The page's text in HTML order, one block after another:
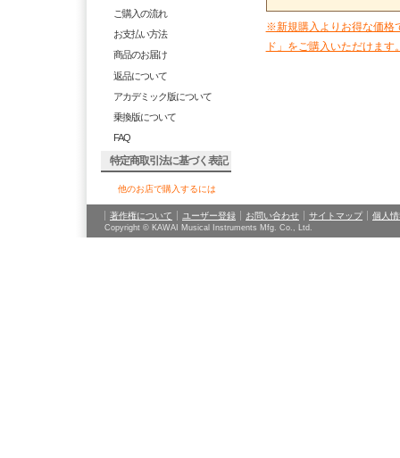
ご購入の流れ
お支払い方法
商品のお届け
返品について
アカデミック版について
乗換版について
FAQ
特定商取引法に基づく表記
他のお店で購入するには
※新規購入よりお得な価格
ド」をご購入いただけます
著作権について ユーザー登録 お問い合わせ サイトマップ 個人
Copyright © KAWAI Musical Instruments Mfg. Co., Ltd.